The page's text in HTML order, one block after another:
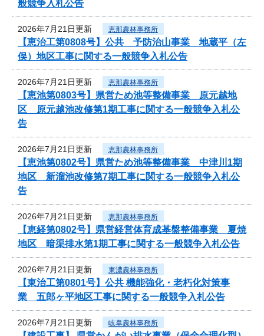
般競争入札公告
2026年7月21日更新 恵那農林事務所
【恵治工第0808号】公共 予防治山事業 地蔵平（左
俣）地区工事に関する一般競争入札公告
2026年7月21日更新 恵那農林事務所
【恵池第0803号】県営ため池等整備事業 原元越地
区 原元越池改修第1期工事に関する一般競争入札公
告
2026年7月21日更新 恵那農林事務所
【恵池第0802号】県営ため池等整備事業 中津川1期
地区 新溜池改修第7期工事に関する一般競争入札公
告
2026年7月21日更新 恵那農林事務所
【恵経第0802号】県営経営体育成基盤整備事業 夏焼
地区 暗渠排水第1期工事に関する一般競争入札公告
2026年7月21日更新 東濃農林事務所
【東治工第0801号】公共 機能強化・老朽化対策事
業 五郎ヶ平地区工事に関する一般競争入札公告
2026年7月21日更新 岐阜農林事務所